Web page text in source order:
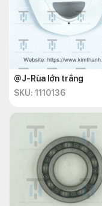
@J-Rùa lớn trắng
SKU: 1110136